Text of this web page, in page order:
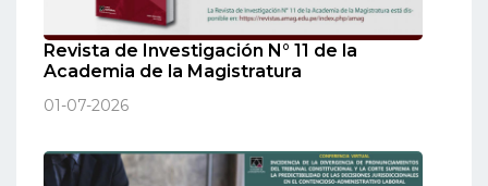
Revista de Investigación N° 11 de la
Academia de la Magistratura
01-07-2026